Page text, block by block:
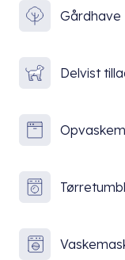
Gårdhave
Delvist